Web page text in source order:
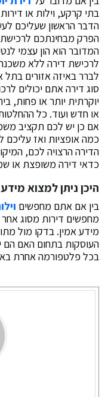
בתי קרקע, וילות או
הדבר הראשון שעליכם
הפרק מבחינתכם
המדובר הוא הון עצמי
לרכישת דירה ללא
לברר באיזה אזורים בתל
סוג דירה אתם יכולים
יוקרתית יותר או פחות,
או חדש ועוד. כל
אם כן יש לכם תקציב
כמה אופציות ואז עליכם
הדירה הרצויה לכם,
כדאי דירה משופצת או
היכן ניתן למצוא
בין אם אתם מחפשים
מחפשים דירות מסוג
מידע אמין. בדקו מול
בכל פלטפורמה אחרת